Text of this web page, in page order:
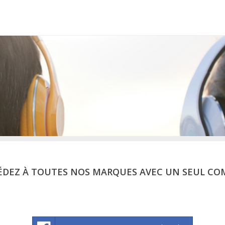
À TOUTES NOS MARQUES AVEC UN SEUL